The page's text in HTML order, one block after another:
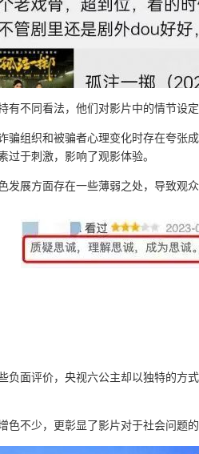
有不同看法，他们对影片中的情节设
骗组织和被骗者心理变化时存在夸张
过于刺激，影响了观影体验。
发展方面存在一些薄弱之处，导致观
负面评价，央视六公主却以独特的方
色不少，更彰显了影片对于社会问题